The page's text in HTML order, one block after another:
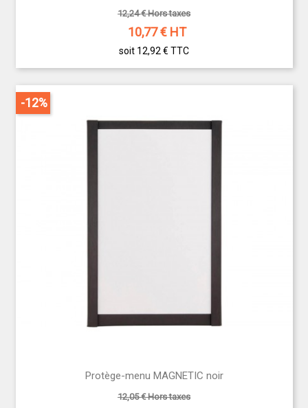
12,24 € Hors taxes
10,77€ HT
soit 12,92 € TTC
Protège-menu MAGNETIC noir
12,05 € Hors taxes
-12%